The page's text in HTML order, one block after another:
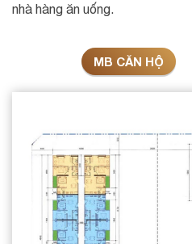
nhà hàng ăn uống.
MB CĂN HỘ